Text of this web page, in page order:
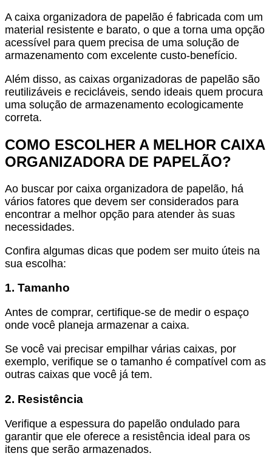
A caixa organizadora de papelão é fabricada com um
material resistente e barato, o que a torna uma opção
acessível para quem precisa de uma solução de
armazenamento com excelente custo-benefício.
Além disso, as caixas organizadoras de papelão são
reutilizáveis e recicláveis, sendo ideais quem procura
uma solução de armazenamento ecologicamente
correta.
COMO ESCOLHER A MELHOR CAIXA
ORGANIZADORA DE PAPELÃO?
Ao buscar por caixa organizadora de papelão, há
vários fatores que devem ser considerados para
encontrar a melhor opção para atender às suas
necessidades.
Confira algumas dicas que podem ser muito úteis na
sua escolha:
1. Tamanho
Antes de comprar, certifique-se de medir o espaço
onde você planeja armazenar a caixa.
Se você vai precisar empilhar várias caixas, por
exemplo, verifique se o tamanho é compatível com as
outras caixas que você já tem.
2. Resistência
Verifique a espessura do papelão ondulado para
garantir que ele oferece a resistência ideal para os
itens que serão armazenados.